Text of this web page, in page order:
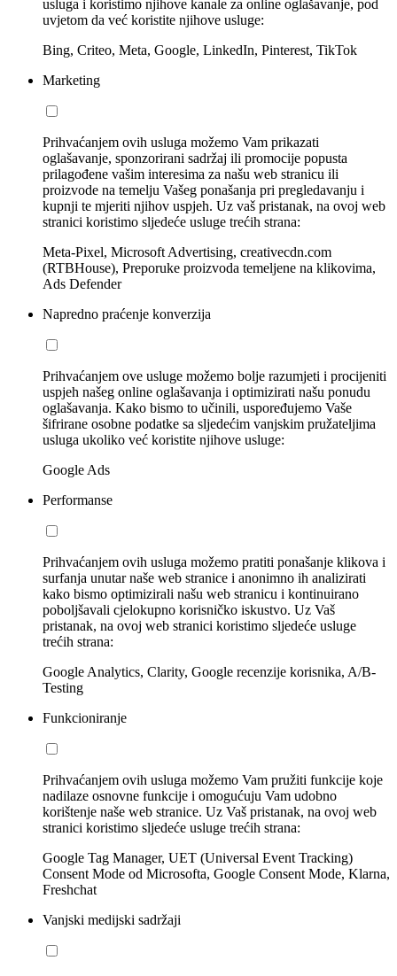
usluga i koristimo njihove kanale za online oglašavanje, pod
uvjetom da već koristite njihove usluge:
Bing, Criteo, Meta, Google, LinkedIn, Pinterest, TikTok
Marketing
Prihvaćanjem ovih usluga možemo Vam prikazati
oglašavanje, sponzorirani sadržaj ili promocije popusta
prilagođene vašim interesima za našu web stranicu ili
proizvode na temelju Vašeg ponašanja pri pregledavanju i
kupnji te mjeriti njihov uspjeh. Uz vaš pristanak, na ovoj web
stranici koristimo sljedeće usluge trećih strana:
Meta-Pixel, Microsoft Advertising, creativecdn.com
(RTBHouse), Preporuke proizvoda temeljene na klikovima,
Ads Defender
Napredno praćenje konverzija
Prihvaćanjem ove usluge možemo bolje razumjeti i procijeniti
uspjeh našeg online oglašavanja i optimizirati našu ponudu
oglašavanja. Kako bismo to učinili, uspoređujemo Vaše
šifrirane osobne podatke sa sljedećim vanjskim pružateljima
usluga ukoliko već koristite njihove usluge:
Google Ads
Performanse
Prihvaćanjem ovih usluga možemo pratiti ponašanje klikova i
surfanja unutar naše web stranice i anonimno ih analizirati
kako bismo optimizirali našu web stranicu i kontinuirano
poboljšavali cjelokupno korisničko iskustvo. Uz Vaš
pristanak, na ovoj web stranici koristimo sljedeće usluge
trećih strana:
Google Analytics, Clarity, Google recenzije korisnika, A/B-
Testing
Funkcioniranje
Prihvaćanjem ovih usluga možemo Vam pružiti funkcije koje
nadilaze osnovne funkcije i omogućuju Vam udobno
korištenje naše web stranice. Uz Vaš pristanak, na ovoj web
stranici koristimo sljedeće usluge trećih strana:
Google Tag Manager, UET (Universal Event Tracking)
Consent Mode od Microsofta, Google Consent Mode, Klarna,
Freshchat
Vanjski medijski sadržaji